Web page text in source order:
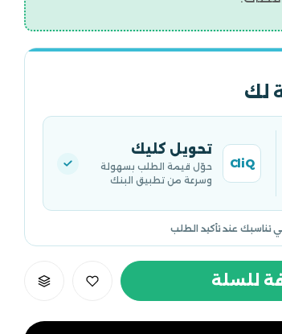
لك
CliQ
تحويل كليك
حوّل قيمة الطلب بسهولة
وسرعة من تطبيق البنك
تناسبك عند تأكيد الطلب
للسلة